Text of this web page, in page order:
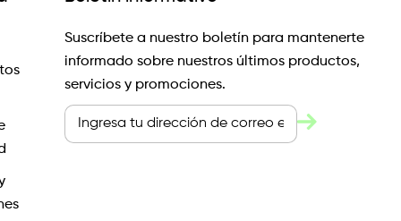
Suscríbete a nuestro boletín para mantenerte
informado sobre nuestros últimos productos,
servicios y promociones.